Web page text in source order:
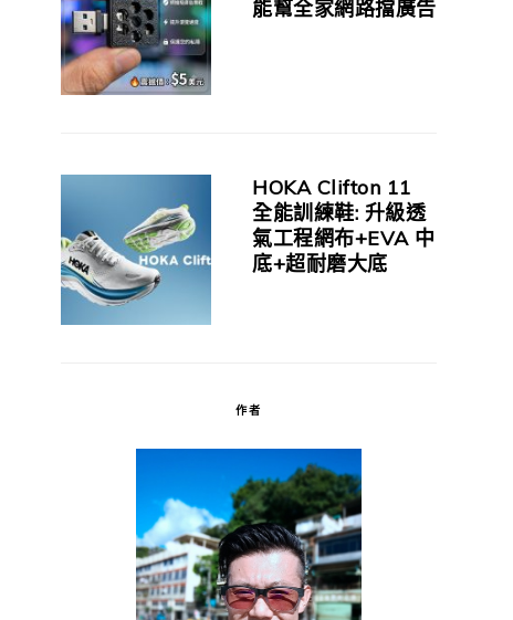
能幫全家網路擋廣告
HOKA Clifton 11
全能訓練鞋: 升級透
氣工程網布+EVA 中
底+超耐磨大底
作者